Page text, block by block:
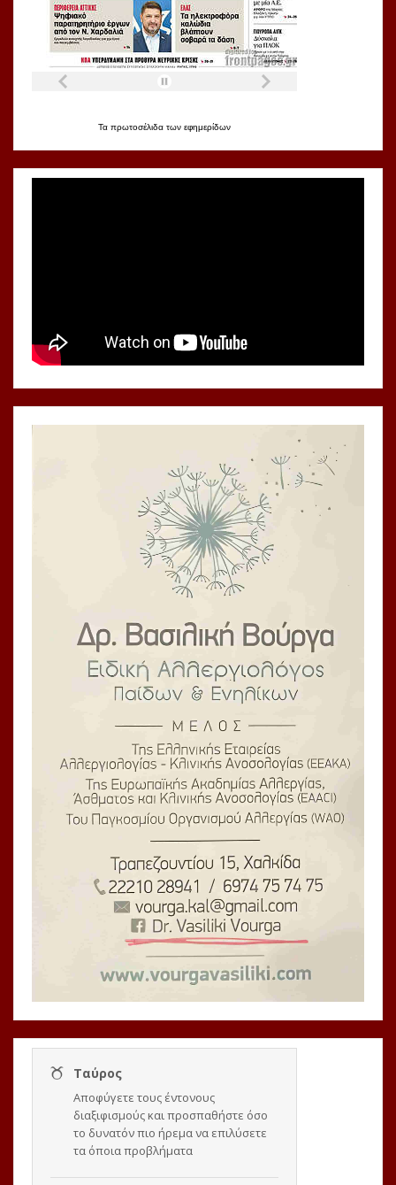
Τα πρωτοσέλιδα των εφημερίδων